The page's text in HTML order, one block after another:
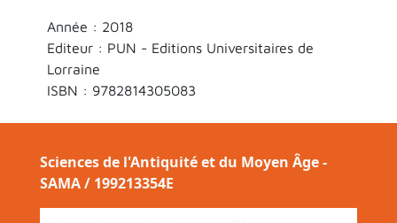
Année : 2018
Editeur : PUN - Editions Universitaires de
Lorraine
ISBN : 9782814305083
Sciences de l'Antiquité et du Moyen Âge -
SAMA / 199213354E